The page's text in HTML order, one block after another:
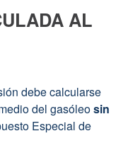
AL
debe calcularse
del gasóleosin
Especial de